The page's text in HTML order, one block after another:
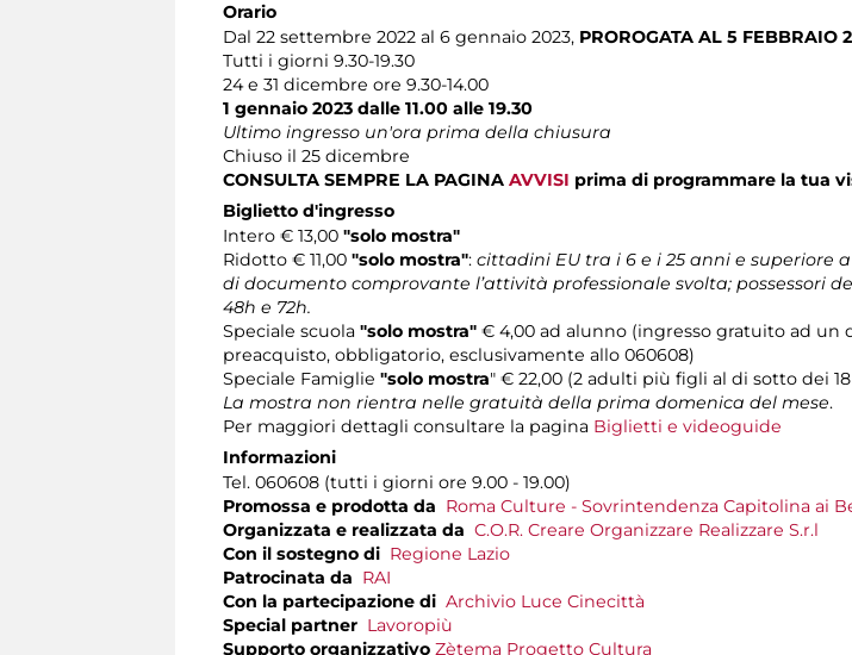
Orario
Dal 22 settembre 2022 al 6 gennaio 2023, PROROGATA AL 5 FEBBRAIO
Tutti i giorni 9.30-19.30
24 e 31 dicembre ore 9.30-14.00
1 gennaio 2023 dalle 11.00 alle 19.30
Ultimo ingresso un'ora prima della chiusura
Chiuso il 25 dicembre
CONSULTA SEMPRE LA PAGINA AVVISI prima di programmare la tua
Biglietto d'ingresso
Intero € 13,00 "solo mostra"
Ridotto € 11,00 "solo mostra": cittadini EU tra i 6 e i 25 anni e superiore
di documento comprovante l’attività professionale svolta; possessori
48h e 72h.
Speciale scuola "solo mostra" € 4,00 ad alunno (ingresso gratuito ad un
preacquisto, obbligatorio, esclusivamente allo 060608)
Speciale Famiglie "solo mostra" € 22,00 (2 adulti più figli al di sotto dei
La mostra non rientra nelle gratuità della prima domenica del mese.
Per maggiori dettagli consultare la pagina Biglietti e videoguide
Informazioni
Tel. 060608 (tutti i giorni ore 9.00 - 19.00)
Promossa e prodotta da Roma Culture - Sovrintendenza Capitolina ai
Organizzata e realizzata da C.O.R. Creare Organizzare Realizzare S.r.l
Con il sostegno di Regione Lazio
Patrocinata da RAI
Con la partecipazione di Archivio Luce Cinecittà
Special partner Lavoropiù
Supporto organizzativo Zètema Progetto Cultura